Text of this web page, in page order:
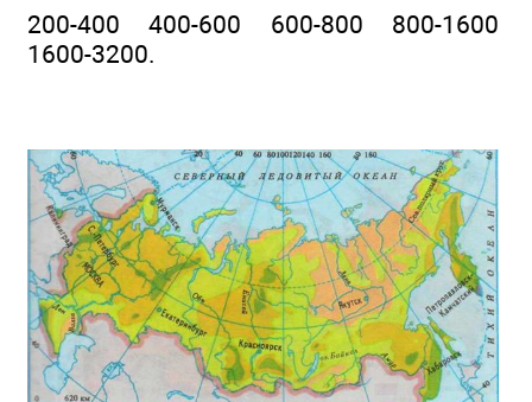
200-400 400-600 600-800 800-1600
1600-3200.